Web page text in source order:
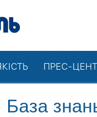
ПРЕС-
База